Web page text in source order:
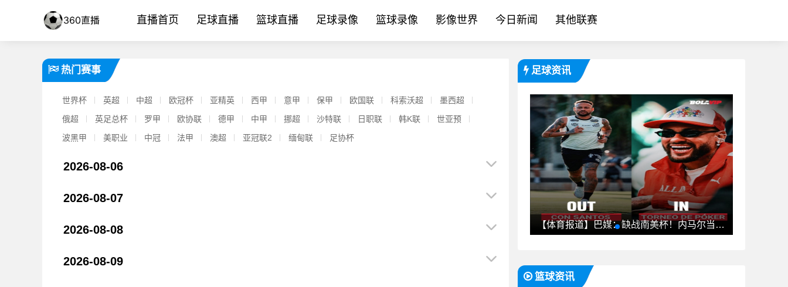
直播首页 足球直播 篮球直播 足球录像 篮球录像 影像世界 今日新闻 其他联赛
热门赛事
世界杯 英超 中超 欧冠杯 亚精英 西甲 意甲 保甲 欧国联 科索沃超
墨西超
俄超
英足总杯 罗甲 欧协联 德甲 中甲 挪超 沙特联 日职联 韩K联
世亚预
波黑甲
美职业 中冠 法甲 澳超 亚冠联2 缅甸联 足协杯
2026-08-06
2026-08-07
2026-08-08
2026-08-09
足球资讯
【体育报道】官方：迈阿密国际后卫阿维莱斯租借加盟智利球队奥伊 【体育报道】巴媒：缺战南美杯！内马尔当晚现身巴西扑克锦标赛
篮球资讯